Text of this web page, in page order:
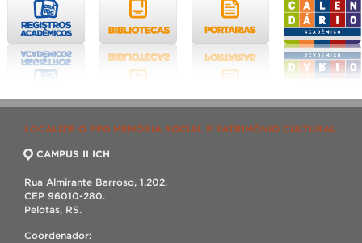
LOCALIZE O PPG MEMÓRIA SOCIAL E PATRIMÔNIO CULTURAL
CAMPUS II ICH
Rua Almirante Barroso, 1.202.
CEP 96010-280.
Pelotas, RS.
Coordenador: